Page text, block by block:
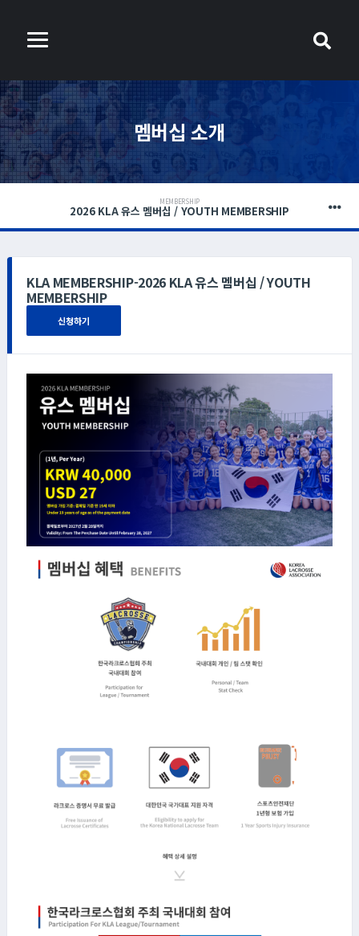
멤버십 소개
MEMBERSHIP
2026 KLA 유스 멤버십 / YOUTH MEMBERSHIP
KLA MEMBERSHIP-2026 KLA 유스 멤버십 / YOUTH
MEMBERSHIP
신청하기